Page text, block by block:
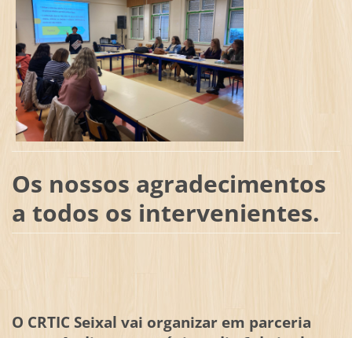
Os nossos agradecimentos
a todos os intervenientes.
O CRTIC Seixal vai organizar em parceria